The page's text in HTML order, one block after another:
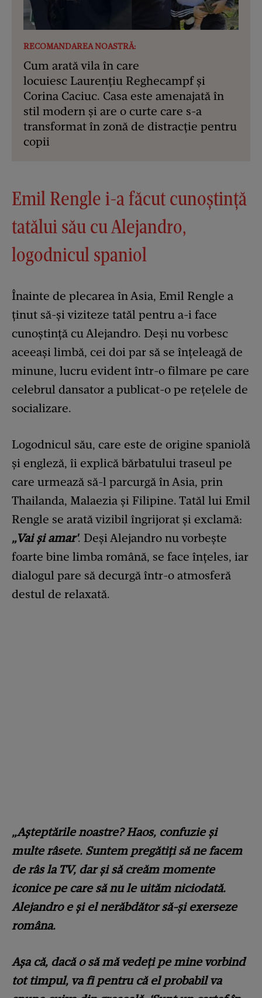
RECOMANDAREA NOASTRĂ:
Cum arată vila în care
locuiesc Laurențiu Reghecampf și
Corina Caciuc. Casa este amenajată în
stil modern și are o curte care s-a
transformat în zonă de distracție pentru
copii
Emil Rengle i-a făcut cunoștință
tatălui său cu Alejandro,
logodnicul spaniol
Înainte de plecarea în Asia, Emil Rengle a
ținut să-și viziteze tatăl pentru a-i face
cunoștință cu Alejandro. Deși nu vorbesc
aceeași limbă, cei doi par să se înțeleagă de
minune, lucru evident într-o filmare pe care
celebrul dansator a publicat-o pe rețelele de
socializare.
Logodnicul său, care este de origine spaniolă
și engleză, îi explică bărbatului traseul pe
care urmează să-l parcurgă în Asia, prin
Thailanda, Malaezia și Filipine. Tatăl lui Emil
Rengle se arată vizibil îngrijorat și exclamă:
„Vai și amar'. Deși Alejandro nu vorbește
foarte bine limba română, se face înțeles, iar
dialogul pare să decurgă într-o atmosferă
destul de relaxată.
„Așteptările noastre? Haos, confuzie și
multe râsete. Suntem pregătiți să ne facem
de râs la TV, dar și să creăm momente
iconice pe care să nu le uităm niciodată.
Alejandro e și el nerăbdător să-și exerseze
româna.
Așa că, dacă o să mă vedeți pe mine vorbind
tot timpul, va fi pentru că el probabil va